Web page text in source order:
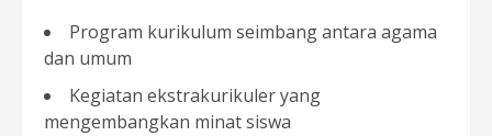
Program kurikulum seimbang antara agama
dan umum
Kegiatan ekstrakurikuler yang
mengembangkan minat siswa